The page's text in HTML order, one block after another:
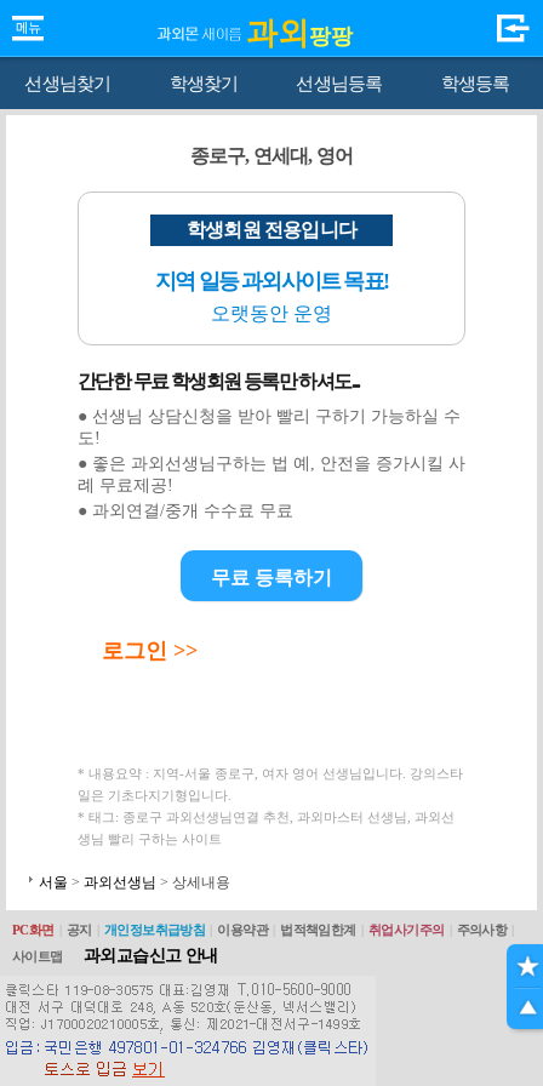
과외 팡팡
선생님찾기 학생찾기 선생님등록 학생등록
종로구, 연세대, 영어
학생회원 전용입니다
지역 일등 과외사이트 목표!
오랫동안 운영
간단한 무료 학생회원 등록만 하셔도...
● 선생님 상담신청을 받아 빨리 구하기 가능하실 수
도!
● 좋은 과외선생님구하는 법 예, 안전을 증가시킬 사
례 무료제공!
● 과외연결/중개 수수료 무료
무료 등록하기
로그인 >>
* 내용요약 : 지역-서울 종로구, 여자 영어 선생님입니다. 강의스타
일은 기초다지기형입니다.
* 태그: 종로구 과외선생님연결 추천, 과외마스터 선생님, 과외선
생님 빨리 구하는 사이트
서울 > 과외선생님 > 상세내용
PC화면 공지 개인정보취급방침 이용약관 법적책임한계 취업사기주의 주의사항
사이트맵
과외교습신고 안내